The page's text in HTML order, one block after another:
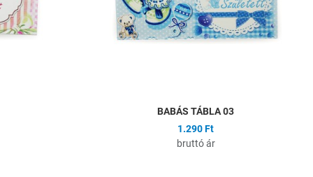
BABÁS TÁBLA 03
1.290 Ft
bruttó ár